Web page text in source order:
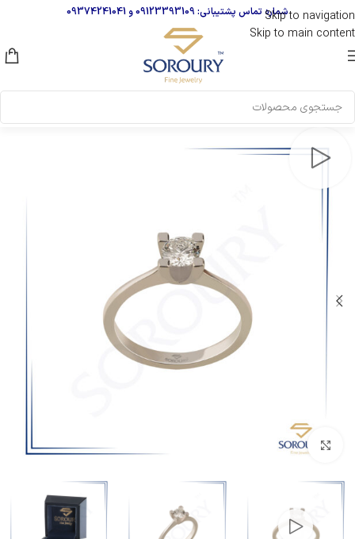
Skip to navigation
Skip to main content
شماره تماس پشتیبانی: 09123393109و 09374241041
بزرگنمایی تصویر